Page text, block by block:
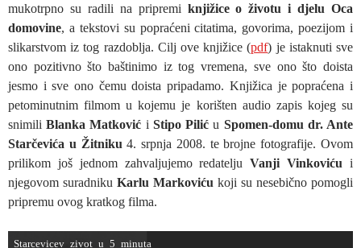
mukotrpno su radili na pripremi knjižice o životu i djelu Oca
domovine, a tekstovi su popraćeni citatima, govorima, poezijom i
slikarstvom iz tog razdoblja. Cilj ove knjižice (pdf) je istaknuti sve
ono pozitivno što baštinimo iz tog vremena, sve ono što doista
jesmo i sve ono čemu doista pripadamo. Knjižica je popraćena i
petominutnim filmom u kojemu je korišten audio zapis kojeg su
snimiliBlanka Matković i Stipo Pilić u Spomen-domu dr. Ante
Starčevića u Žitniku 4. srpnja 2008. te brojne fotografije. Ovom
prilikom još jednom zahvaljujemo redateljuVanji Vinkoviću i
njegovom suradniku Karlu Markoviću koji su nesebično pomogli
pripremu ovog kratkog filma.
Starcevicev_zivot_u_5_minuta